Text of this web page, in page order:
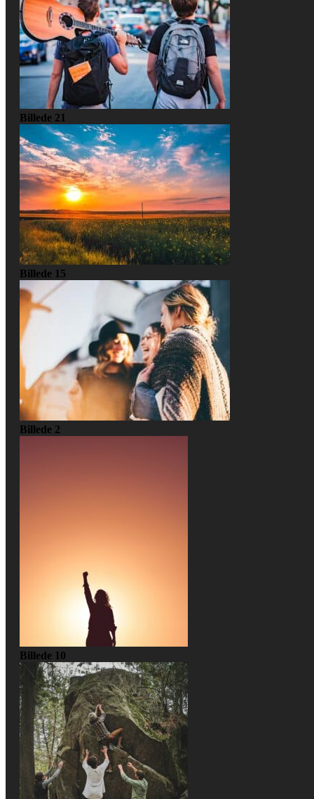
Billede 21
Billede 15
Billede 2
Billede 10